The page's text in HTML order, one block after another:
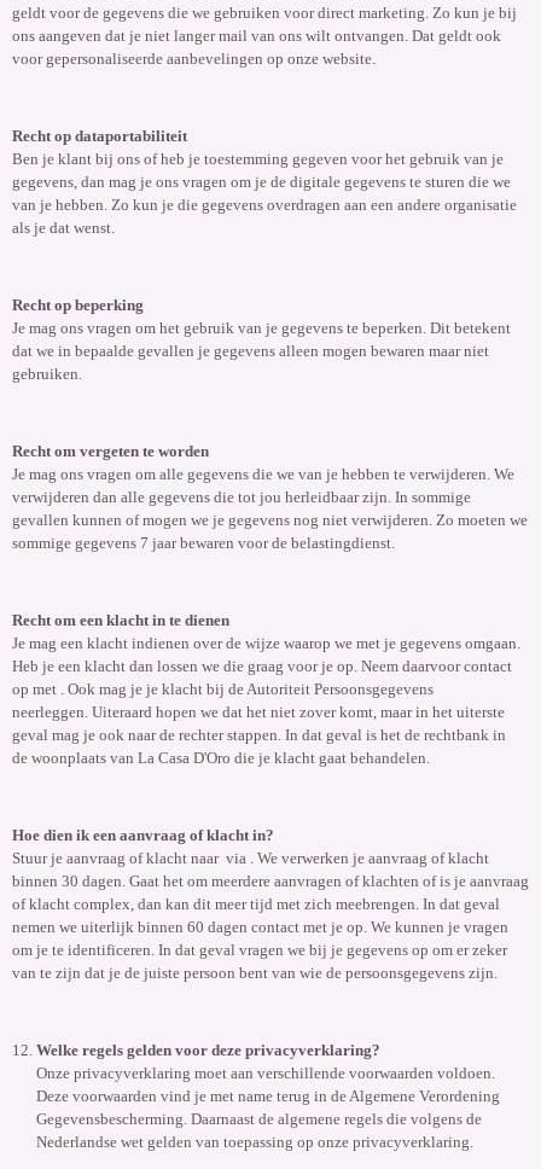
geldt voor de gegevens die we gebruiken voor direct marketing. Zo kun je bij
ons aangeven dat je niet langer mail van ons wilt ontvangen. Dat geldt ook
voor gepersonaliseerde aanbevelingen op onze website.
Recht op dataportabiliteit
Ben je klant bij ons of heb je toestemming gegeven voor het gebruik van je
gegevens, dan mag je ons vragen om je de digitale gegevens te sturen die we
van je hebben. Zo kun je die gegevens overdragen aan een andere organisatie
als je dat wenst.
Recht op beperking
Je mag ons vragen om het gebruik van je gegevens te beperken. Dit betekent
dat we in bepaalde gevallen je gegevens alleen mogen bewaren maar niet
gebruiken.
Recht om vergeten te worden
Je mag ons vragen om alle gegevens die we van je hebben te verwijderen. We
verwijderen dan alle gegevens die tot jou herleidbaar zijn. In sommige
gevallen kunnen of mogen we je gegevens nog niet verwijderen. Zo moeten we
sommige gegevens 7 jaar bewaren voor de belastingdienst.
Recht om een klacht in te dienen
Je mag een klacht indienen over de wijze waarop we met je gegevens omgaan.
Heb je een klacht dan lossen we die graag voor je op. Neem daarvoor contact
op met . Ook mag je je klacht bij de Autoriteit Persoonsgegevens
neerleggen. Uiteraard hopen we dat het niet zover komt, maar in het uiterste
geval mag je ook naar de rechter stappen. In dat geval is het de rechtbank in
de woonplaats van La Casa D'Oro die je klacht gaat behandelen.
Hoe dien ik een aanvraag of klacht in?
Stuur je aanvraag of klacht naar via . We verwerken je aanvraag of klacht
binnen 30 dagen. Gaat het om meerdere aanvragen of klachten of is je aanvraag
of klacht complex, dan kan dit meer tijd met zich meebrengen. In dat geval
nemen we uiterlijk binnen 60 dagen contact met je op. We kunnen je vragen
om je te identificeren. In dat geval vragen we bij je gegevens op om er zeker
van te zijn dat je de juiste persoon bent van wie de persoonsgegevens zijn.
Welke regels gelden voor deze privacyverklaring?
Onze privacyverklaring moet aan verschillende voorwaarden voldoen.
Deze voorwaarden vind je met name terug in de Algemene Verordening
Gegevensbescherming. Daarnaast de algemene regels die volgens de
Nederlandse wet gelden van toepassing op onze privacyverklaring.